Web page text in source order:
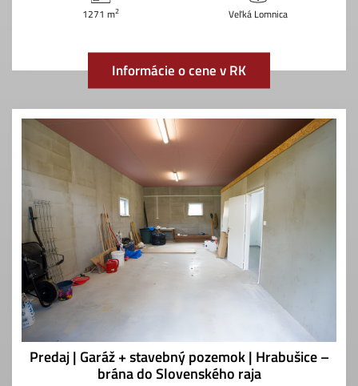
1271 m2 Veľká Lomnica
Informácie o cene v RK
Predaj | Garáž + stavebný pozemok | Hrabušice –
brána do Slovenského raja